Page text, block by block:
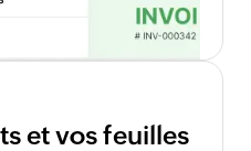
et vos feuilles